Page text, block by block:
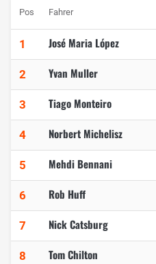
Pos Fahrer
1 José Maria López
2 Yvan Muller
3 Tiago Monteiro
4 Norbert Michelisz
5 Mehdi Bennani
6 Rob Huff
7 Nick Catsburg
8 Tom Chilton